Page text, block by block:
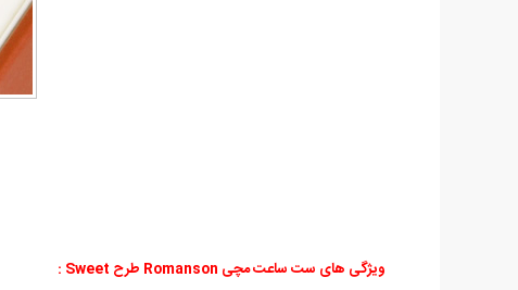
ویژگی های ست ساعت مچی Romanson طرح Sweet :